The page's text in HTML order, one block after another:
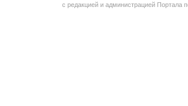
с редакцией и администрацией Портала